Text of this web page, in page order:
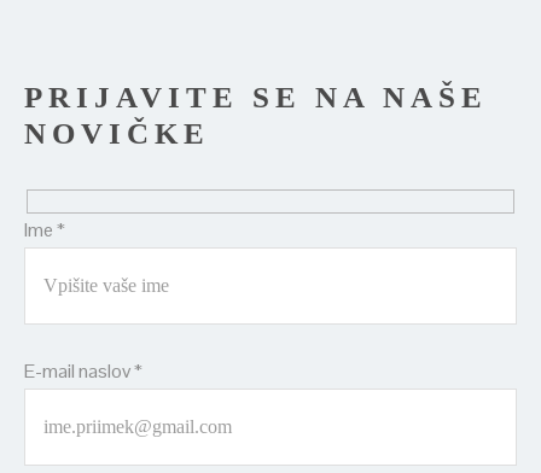
PRIJAVITE SE NA NAŠE
NOVIČKE
Ime *
E-mail naslov *